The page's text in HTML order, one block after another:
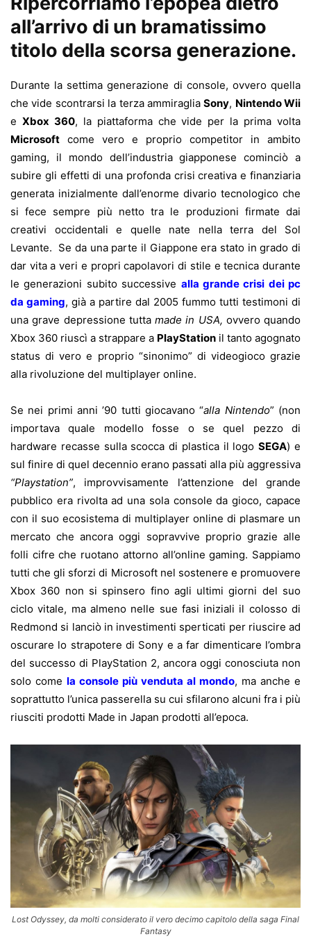
all’arrivo di un bramatissimo
titolo della scorsa generazione.
Durante la settima generazione di console, ovvero quella
che vide scontrarsi la terza ammiragliaSony, Nintendo Wii
e Xbox 360, la piattaforma che vide per la prima volta
Microsoft come vero e proprio competitor in ambito
gaming, il mondo dell’industria giapponese cominciò a
subire gli effetti di una profonda crisi creativa e finanziaria
generata inizialmente dall’enorme divario tecnologico che
si fece sempre più netto tra le produzioni firmate dai
creativi occidentali e quelle nate nella terra del Sol
Levante. Se da una parte il Giappone era stato in grado di
dar vita a veri e propri capolavori di stile e tecnica durante
le generazioni subito successive alla grande crisi dei pc
da gaming, già a partire dal 2005 fummo tutti testimoni di
una grave depressione tutta made in USA, ovvero quando
Xbox 360 riuscì a strappare a PlayStation il tanto agognato
status di vero e proprio “sinonimo” di videogioco grazie
alla rivoluzione del multiplayer online.
Se nei primi anni ’90 tutti giocavano “alla Nintendo” (non
importava quale modello fosse o se quel pezzo di
hardware recasse sulla scocca di plastica il logoSEGA) e
sul finire di quel decennio erano passati alla più aggressiva
“Playstation”, improvvisamente l’attenzione del grande
pubblico era rivolta ad una sola console da gioco, capace
con il suo ecosistema di multiplayer online di plasmare un
mercato che ancora oggi sopravvive proprio grazie alle
folli cifre che ruotano attorno all’online gaming. Sappiamo
tutti che gli sforzi di Microsoft nel sostenere e promuovere
Xbox 360 non si spinsero fino agli ultimi giorni del suo
ciclo vitale, ma almeno nelle sue fasi iniziali il colosso di
Redmond si lanciò in investimenti sperticati per riuscire ad
oscurare lo strapotere di Sony e a far dimenticare l’ombra
del successo di PlayStation 2, ancora oggi conosciuta non
solo come la console più venduta al mondo, ma anche e
soprattutto l’unica passerella su cui sfilarono alcuni fra i più
riusciti prodotti Made in Japan prodotti all’epoca.
Lost Odyssey, da molti considerato il vero decimo capitolo della saga Final
Fantasy